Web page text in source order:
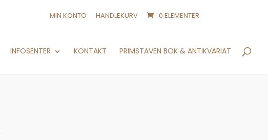
MIN KONTO HANDLEKURV 0 ELEMENTER
INFOSENTER KONTAKT PRIMSTAVEN BOK & ANTIKVARIAT